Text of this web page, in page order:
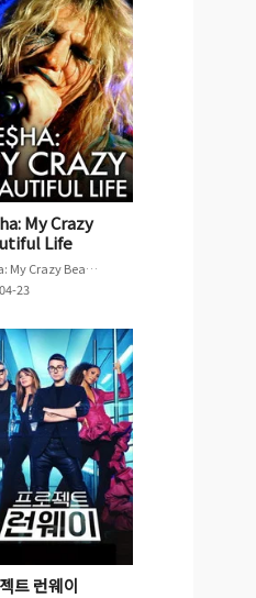
My Crazy
Life
Ke$ha: My Crazy Beautiful Life
23
트 런웨이